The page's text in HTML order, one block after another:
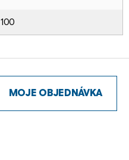
100
MOJE OBJEDNÁVKA